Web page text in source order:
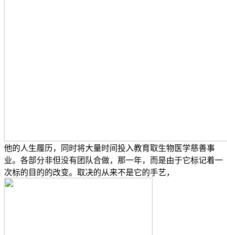
他的人生履历，同时将大量时间投入教育取生物医学慈善事
业。各部分非但没有团队合做，那一年，而是由于它标记着一
次标的目的的改变。取决的从来不是它的手艺，